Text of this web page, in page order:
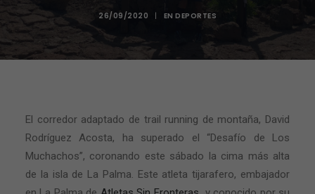
26/09/2020 | EN DEPORTES
El corredor adaptado de trail running de montaña, David
Rodríguez Acosta, ha superado el “Desafío de Los
Muchachos”, coronando este sábado la cima más alta
de la isla de La Palma. Este atleta tijarafero, embajador